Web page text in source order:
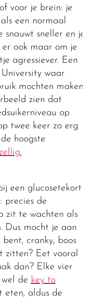
voor je brein: je
een normaal
snauwt sneller en je
ook maar om je
agressiever. Een
waar
mochten maken
zien dat
op
twee keer zo erg
hoogste
een glucosetekort
precies de
zit te wachten als
Dus mocht je aan
cranky, boos
zitten? Eet vooral
dan? Elke vier
de key to
eten, aldus de